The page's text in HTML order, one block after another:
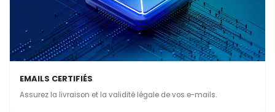
EMAILS CERTIFIÉS
Assurez la livraison et la validité légale de vos e-mails.